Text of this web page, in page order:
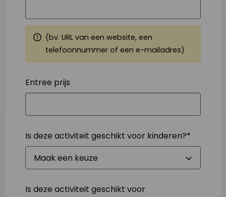
(bv. URL van een website, een
telefoonnummer of een e-mailadres)
Entree prijs
Is deze activiteit geschikt voor kinderen?*
Is deze activiteit geschikt voor